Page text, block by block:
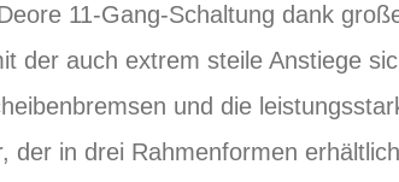
11-Gang-Schaltung dank
der auch extrem steile Anstiege
und die
der in drei Rahmenformen